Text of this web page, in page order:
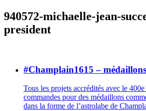
940572-michaelle-jean-
president
#Champlain1615 – médaillons
Tous les projets accrédités avec le
commandes pour des médaillons
dans la forme de l’astrolabe de